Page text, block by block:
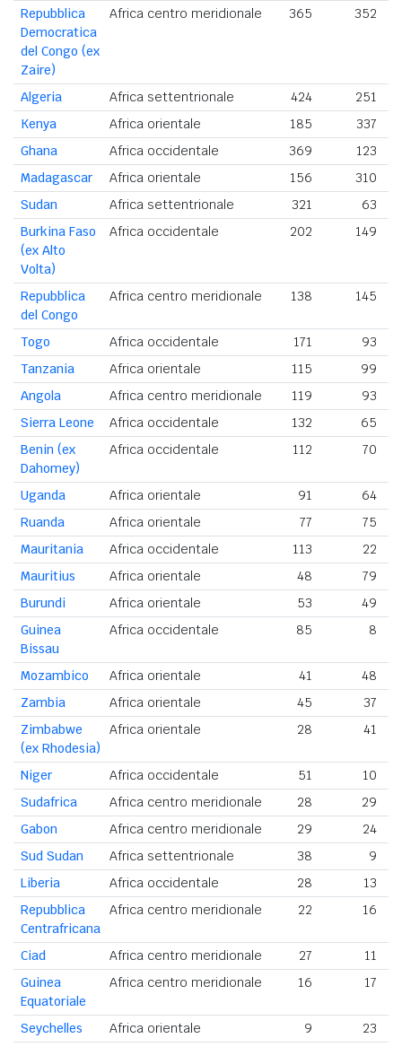
Repubblica
Democratica
del Congo (ex
Zaire)
Africa centro meridionale 365 352
Algeria Africa settentrionale 424
251
Kenya
Africa orientale 185
337
Ghana
Africa occidentale 369
123
Madagascar
Africa orientale 156
310
Sudan
Africa settentrionale 321
63
Burkina Faso
(ex Alto
Volta)
Africa occidentale 202 149
Repubblica
del Congo
Africa centro meridionale 138 145
Togo Africa occidentale 171
93
Tanzania
Africa orientale 115
99
Angola
Africa centro meridionale 119
93
Sierra Leone
Africa occidentale 132
65
Benin (ex
Dahomey)
Africa occidentale 112 70
Uganda Africa orientale 91
64
Ruanda
Africa orientale 77
75
Mauritania
Africa occidentale 113
22
Mauritius
Africa orientale 48
79
Burundi
Africa orientale 53
49
Guinea
Bissau
Africa occidentale 85 8
Mozambico Africa orientale 41
48
Zambia
Africa orientale 45
37
Zimbabwe
(ex Rhodesia)
Africa orientale 28 41
Niger Africa occidentale 51
10
Sudafrica
Africa centro meridionale 28
29
Gabon
Africa centro meridionale 29
24
Sud Sudan
Africa settentrionale 38
9
Liberia
Africa occidentale 28
13
Repubblica
Centrafricana
Africa centro meridionale 22 16
Ciad Africa centro meridionale 27
11
Guinea
Equatoriale
Africa centro meridionale 16 17
Seychelles Africa orientale 9
23